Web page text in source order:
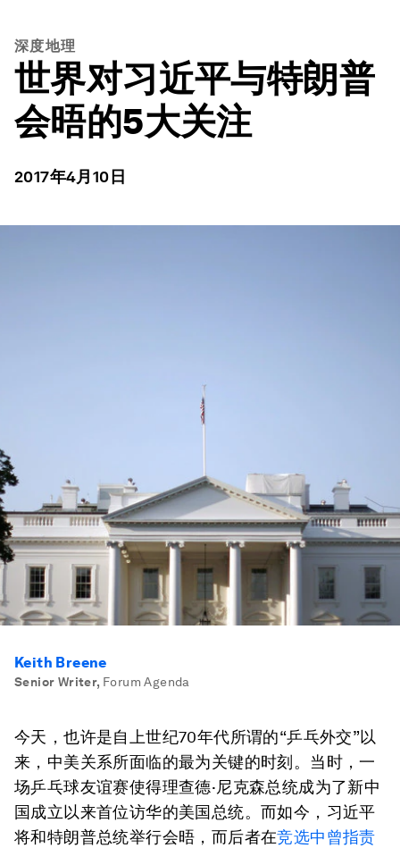
深度地理
世界对习近平与特朗普
会晤的5大关注
2017年4月10日
Keith Breene
Senior Writer, Forum Agenda
今天，也许是自上世纪70年代所谓的“乒乓外交”以
来，中美关系所面临的最为关键的时刻。当时，一
场乒乓球友谊赛使得理查德·尼克森总统成为了新中
国成立以来首位访华的美国总统。而如今，习近平
将和特朗普总统举行会晤，而后者在竞选中曾指责